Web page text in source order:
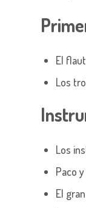
El
Los
Los
Paco
El